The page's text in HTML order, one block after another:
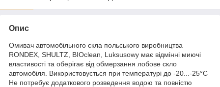
Опис
Омивач автомобільного скла польського виробництва
RONDEX, SHULTZ, BIOclean, Luksusowy має відмінні миючі
властивості та оберігає від обмерзання лобове скло
автомобіля. Використовується при температурі до -20...-25°С
Не потребує додаткового розведення водою та повністю